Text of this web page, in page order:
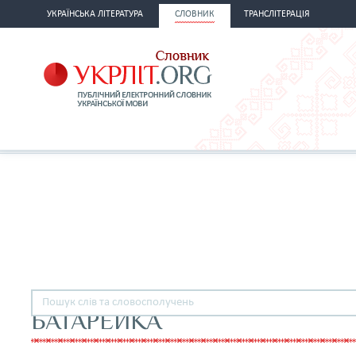
УКРАЇНСЬКА ЛІТЕРАТУРА СЛОВНИК ТРАНСЛІТЕРАЦІЯ
БАТАРЕЙКА